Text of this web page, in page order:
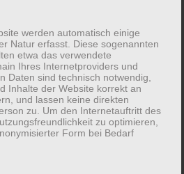
werden automatisch einige
Natur erfasst. Diese sogenannten
etwa das verwendete
Ihres Internetproviders und
Daten sind technisch notwendig,
Inhalte der Website korrekt an
und lassen keine direkten
zu. Um den Internetauftritt des
zu optimieren,
Form bei Bedarf